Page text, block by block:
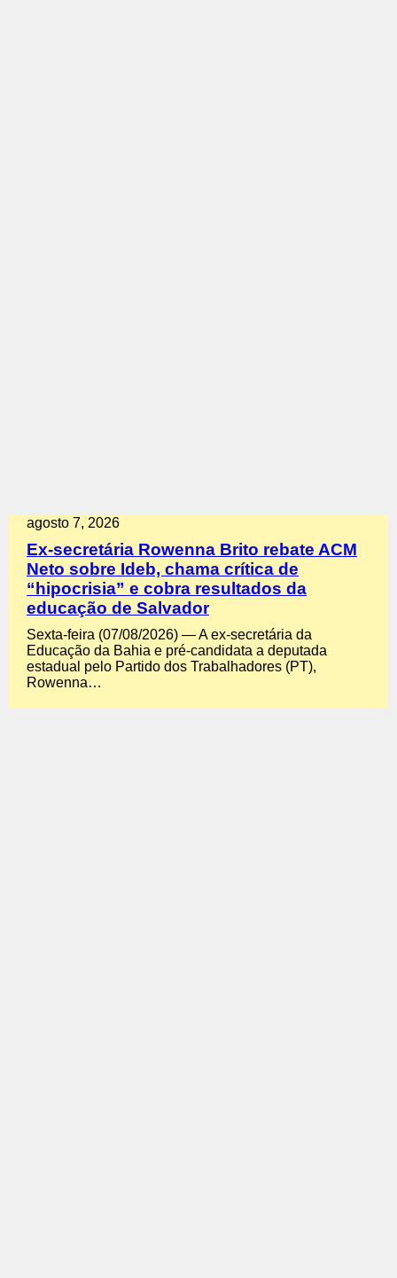
agosto 7, 2026
Ex-secretária Rowenna Brito rebate ACM
Neto sobre Ideb, chama crítica de
“hipocrisia” e cobra resultados da
educação de Salvador
Sexta-feira (07/08/2026) — A ex-secretária da
Educação da Bahia e pré-candidata a deputada
estadual pelo Partido dos Trabalhadores (PT),
Rowenna…